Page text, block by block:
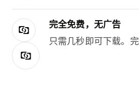
完全免费，无广告
只需几秒即可下载。